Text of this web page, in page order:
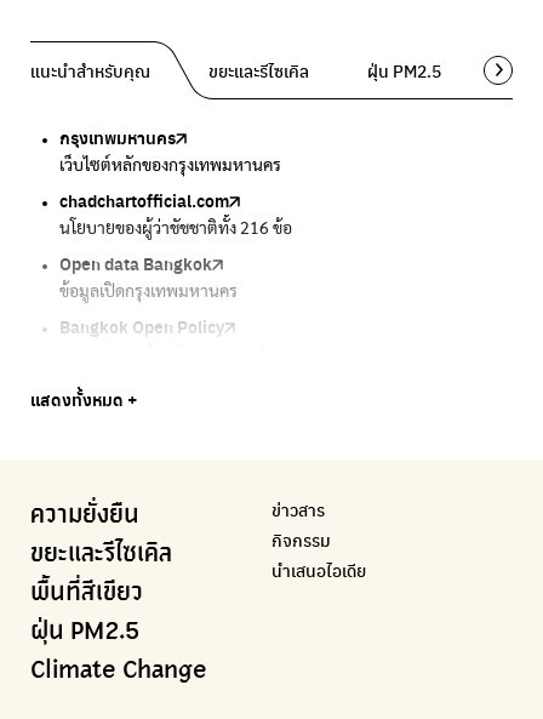
แนะนำสำหรับคุณ ขยะและรีไซเคิล ฝุ่น PM2.5 พื้นที่สี
กรุงเทพมหานคร
เว็บไซต์หลักของกรุงเทพมหานคร
chadchartofficial.com
นโยบายของผู้ว่าชัชชาติทั้ง 216 ข้อ
Open data Bangkok
ข้อมูลเปิดกรุงเทพมหานคร
Bangkok Open Policy
Bangkok Trees
BKK Zero Waste
กรุงเทพฯไม่เทรวม
ลุงซาเล้งกับขยะที่หายไป
CHULA Zero Waste
จัดการขยะภายในพื้นที่อย่างเป็นระบบ
แสดงทั้งหมด +
Traffy Fondue
แจ้งปัญหาขยะ เพื่อให้หน่วยงานแก้ไข
BKK Zero Waste
กรุงเทพฯไม่เทรวม
ลุงซาเล้งกับขยะที่หายไป
เริ่มแยกขยะตั้งแต่วันนี้ เดี๋ยวลุงสอนให้
CHULA Zero Waste
Green2Get
กรมควบคุมมลพิษ
แหล่งข้อมูลเกี่ยวกับมาตรฐานคุณภาพอากาศ น้ำ และเสียง
มูลนิธิโลกสีเขียว
How to ting
การแยกขยะให้สนุก
Traffy Fondue
แจ้งปัญหาฝุ่น เพื่อให้หน่วยงานแก้ไข
Airbkk
รายงานคุณภาพอากาศในกรุงเทพมหานคร
Air4Thai
ตรวจสอบสภาพอากาศรอบตัวคุณง่ายๆ
กรมควบคุมมลพิษ
Line Alert
Greenpeace
มูลนิธิสภาประชาชนเพื่อสิ่งแวดล้อม
สำนักสิ่งแวดล้อม กรุงเทพมหานคร
เตะฝุ่น
แผนที่การระบายอากาศในช่วงสูงสุดของแต่ละวัน
Bangkok Trees
ความคืบหน้าโครงการต้นไม้ล้านต้น
Greener Bangkok 2030
โครงการเพิ่มพื้นที่สีเขียวภายในปี 2030
We park
เครือข่ายพัฒนาเมืองและชุมชนสุขภาวะ
Thai Green Urban (TGU)
Urban Design and Development Center
กระทรวงทรัพยากรธรรมชาติและสิ่งแวดล้อม
กรมส่งเสริมคุณภาพและสิ่งแวดล้อม
DCCE
กรมการเปลี่ยนแปลงสภาพภูมิอากาศและสิ่งแวดล้อม
BangkokStories
เรื่องราวในกรุงเทพโดยครีเอเตอร์
กรมควบคุมมลพิษ
แหล่งข้อมูลเกี่ยวกับมาตรฐานคุณภาพอากาศ น้ำ และเสียง
Greenpeace
Climate Strike Thailand
Carbon Footprint Thailand
เรียนรู้เครื่องมือคำนวณคาร์บอนฟุตพริ้นท์
กรมอุตุนิยมวิทยา
Net Zero Carbon
Everything about our planet and more
ความยั่งยืน
ขยะและรีไซเคิล
พื้นที่สีเขียว
ฝุ่น PM2.5
Climate Change
ข่าวสาร
กิจกรรม
นำเสนอไอเดีย